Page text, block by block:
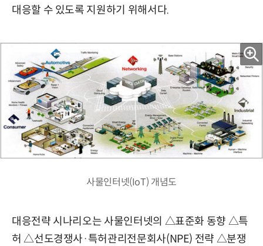
대응할 수 있도록 지원하기 위해서다.
사물인터넷(IoT) 개념도
대응전략 시나리오는 사물인터넷의 △표준화 동향 △특
허 △선도경쟁사·특허관리전문회사(NPE) 전략 △분쟁